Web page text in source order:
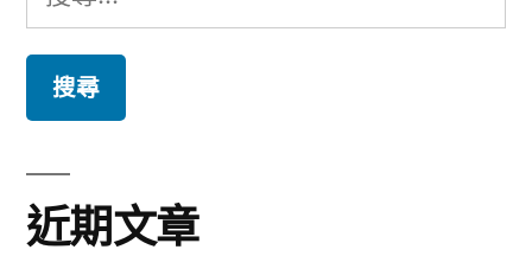
尋
鍵
字:
近期文章